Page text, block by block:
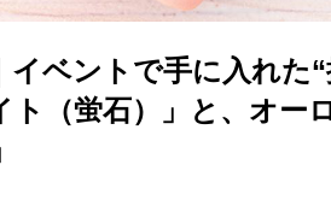
イベントで手に入れた
（蛍石）」と、オー